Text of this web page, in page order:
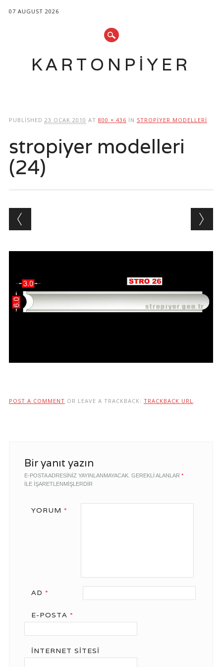
07 AUGUST 2026
KARTONPIYER
PUBLISHED 23 OCAK 2010 AT 800 × 436 IN STROPIYER MODELLERI
stropiyer modelleri
(24)
POST A COMMENT OR LEAVE A TRACKBACK: TRACKBACK URL
Bir yanıt yazın
E-POSTA ADRESINIZ YAYINLANMAYACAK. GEREKLI ALANLAR *
ILE IŞARETLENMIŞLERDIR
YORUM *
AD *
E-POSTA *
İNTERNET SITESI